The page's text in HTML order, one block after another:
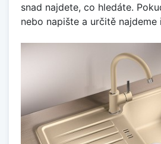
snad najdete, co hledáte.
nebo napište a určitě najdeme